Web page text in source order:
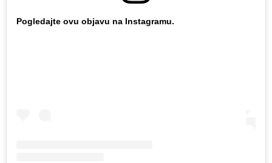
Pogledajte ovu objavu na Instagramu.